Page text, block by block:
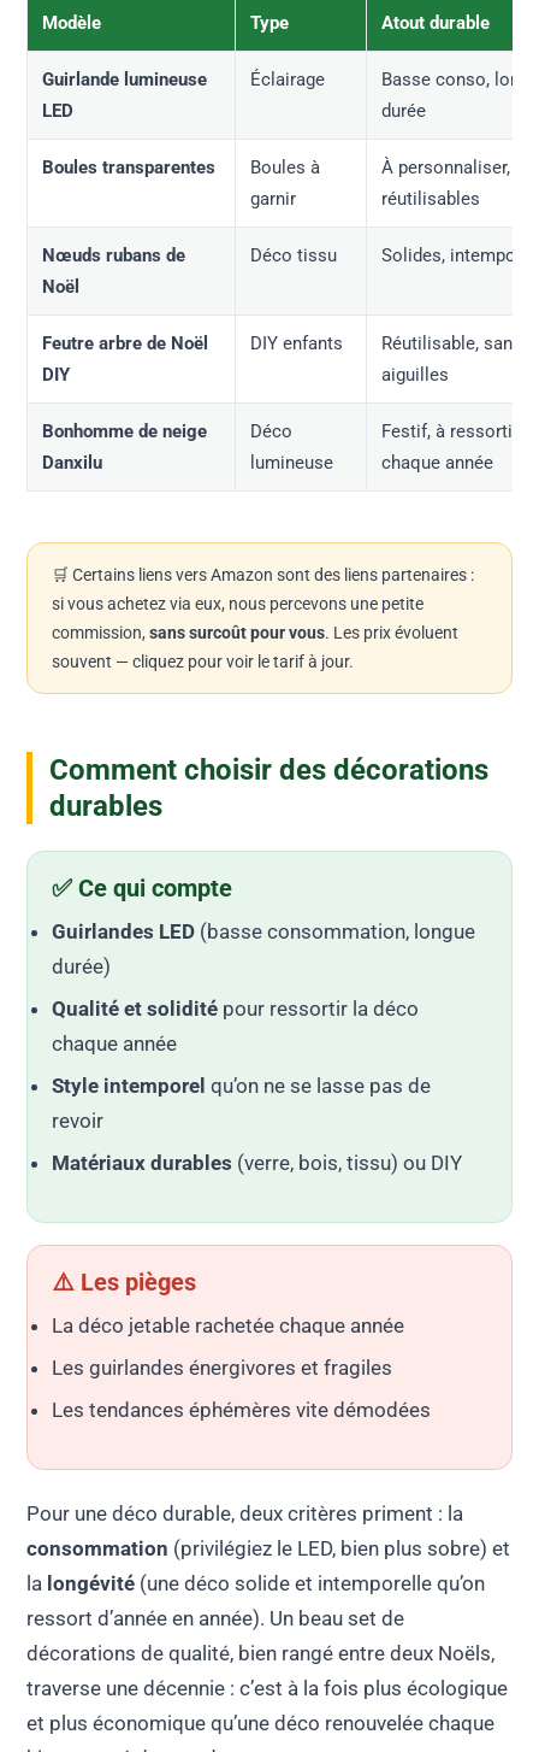
Modèle Type Atout durable
Guirlande lumineuse
LED
Éclairage
Basse conso,
durée
Boules transparentes
Boules à
garnir
À personnaliser,
réutilisables
Nœuds rubans de
Noël
Déco tissu Solides,
Feutre arbre de Noël
DIY
DIY enfants
Réutilisable, sans
aiguilles
Bonhomme de neige
Danxilu
Déco
lumineuse
Festif, à ressortir
chaque année
🛒 Certains liens vers Amazon sont des liens partenaires :
si vous achetez via eux, nous percevons une petite
commission,sans surcoût pour vous. Les prix évoluent
souvent — cliquez pour voir le tarif à jour.
Comment choisir des décorations
durables
✅ Ce qui compte
Guirlandes LED (basse consommation, longue
durée)
Qualité et solidité pour ressortir la déco
chaque année
Style intemporel qu’on ne se lasse pas de
revoir
Matériaux durables (verre, bois, tissu) ou DIY
⚠️ Les pièges
La déco jetable rachetée chaque année
Les guirlandes énergivores et fragiles
Les tendances éphémères vite démodées
Pour une déco durable, deux critères priment : la
consommation (privilégiez le LED, bien plus sobre) et
la longévité (une déco solide et intemporelle qu’on
ressort d’année en année). Un beau set de
décorations de qualité, bien rangé entre deux Noëls,
traverse une décennie : c’est à la fois plus écologique
et plus économique qu’une déco renouvelée chaque